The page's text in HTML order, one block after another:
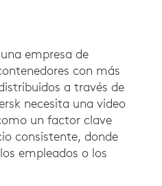
empresa de
con más
a través de
necesita una video
un factor clave
consistente, donde
empleados o los